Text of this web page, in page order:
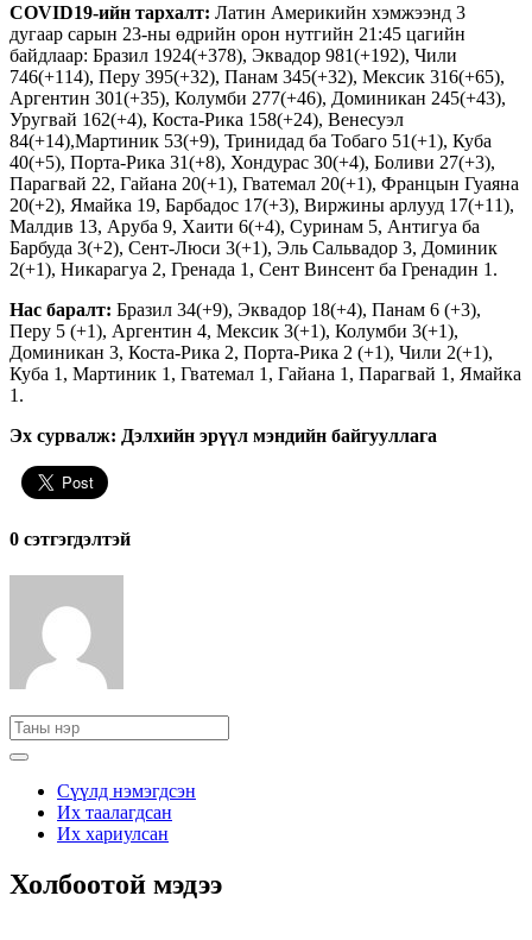
COVID19-ийн тархалт: Латин Америкийн хэмжээнд 3
дугаар сарын 23-ны өдрийн орон нутгийн 21:45 цагийн
байдлаар: Бразил 1924(+378), Эквадор 981(+192), Чили
746(+114), Перу 395(+32), Панам 345(+32), Мексик 316(+65),
Аргентин 301(+35), Колумби 277(+46), Доминикан 245(+43),
Уругвай 162(+4), Коста-Рика 158(+24), Венесуэл
84(+14),Мартиник 53(+9), Тринидад ба Тобаго 51(+1), Куба
40(+5), Порта-Рика 31(+8), Хондурас 30(+4), Боливи 27(+3),
Парагвай 22, Гайана 20(+1), Гватемал 20(+1), Францын Гуаяна
20(+2), Ямайка 19, Барбадос 17(+3), Виржины арлууд 17(+11),
Малдив 13, Аруба 9, Хаити 6(+4), Суринам 5, Антигуа ба
Барбуда 3(+2), Сент-Люси 3(+1), Эль Сальвадор 3, Доминик
2(+1), Никарагуа 2, Гренада 1, Сент Винсент ба Гренадин 1.
Нас баралт: Бразил 34(+9), Эквадор 18(+4), Панам 6 (+3),
Перу 5 (+1), Аргентин 4, Мексик 3(+1), Колумби 3(+1),
Доминикан 3, Коста-Рика 2, Порта-Рика 2 (+1), Чили 2(+1),
Куба 1, Мартиник 1, Гватемал 1, Гайана 1, Парагвай 1, Ямайка
1.
Эх сурвалж: Дэлхийн эрүүл мэндийн байгууллага
0 cэтгэгдэлтэй
Сүүлд нэмэгдсэн
Их таалагдсан
Их хариулсан
Холбоотой мэдээ